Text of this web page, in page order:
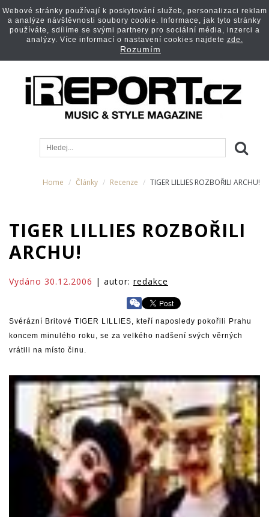
Home Články Recenze TIGER LILLIES ROZBOŘILI ARCHU!
TIGER LILLIES ROZBOŘILI
ARCHU!
Vydáno 30.12.2006 | autor: redakce
Svérázní Britové TIGER LILLIES, kteří naposledy pokořili Prahu
koncem minulého roku, se za velkého nadšení svých věrných
vrátili na místo činu.
Webové stránky používají k poskytování služeb, personalizaci reklam
a analýze návštěvnosti soubory cookie. Informace, jak tyto stránky
používáte, sdílíme se svými partnery pro sociální média, inzerci a
analýzy. Více informací o nastavení cookies najdete zde.
Rozumím